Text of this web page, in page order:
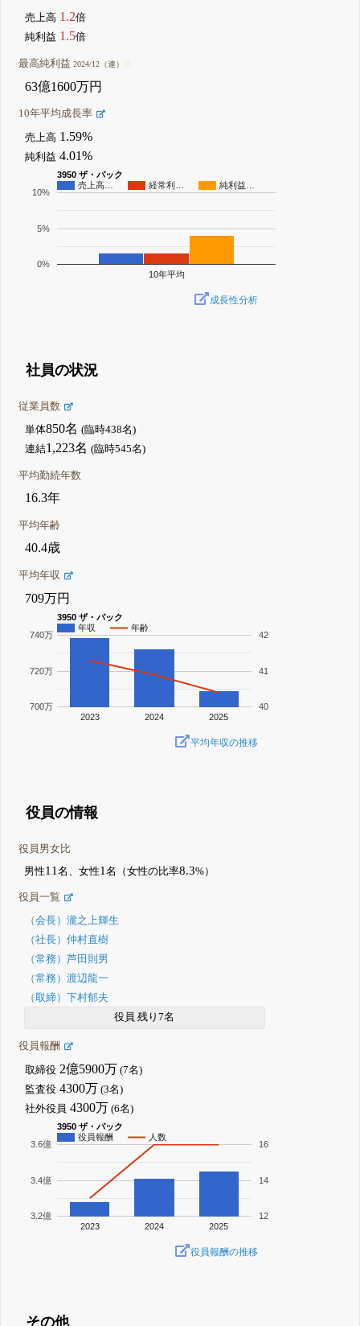
売上高 1.2倍
純利益 1.5倍
最高純利益2024/12（連）
63億1600万円
10年平均成長率
売上高 1.59%
純利益 4.01%
3950 ザ・パック
売上高…
経常利… 純利益…
10年平均
0%
5%
10%
成長性分析
社員の状況
従業員数
単体850名(臨時438名)
連結1,223名(臨時545名)
平均勤続年数
16.3年
平均年齢
40.4歳
平均年収
709万円
3950 ザ・パック
年収
年齢
2023 2024 2025
700万
720万
740万
40
41
42
平均年収の推移
役員の情報
役員男女比
男性11 名、女性1 名（女性の比率8.3%）
役員一覧
（会長）瀧之上輝生
（社長）仲村直樹
（常務）芦田則男
（常務）渡辺龍一
（取締）下村郁夫
役員 残り7名
役員報酬
取締役 2億5900万 (7名)
監査役 4300万 (3名)
社外役員 4300万 (6名)
3950 ザ・パック
役員報酬
人数
2023 2024 2025
3.2億
3.4億
3.6億
12
14
16
役員報酬の推移
その他